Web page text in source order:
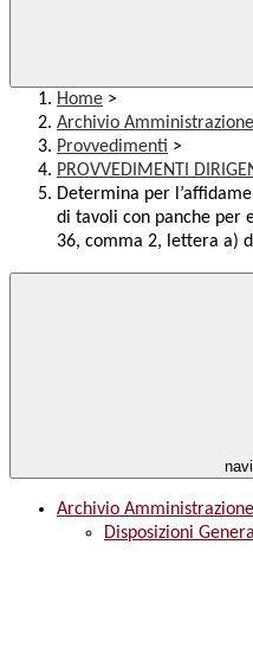
Home >
Archivio
Provvedimenti >
PROVVEDIMENTI
Determina per
di tavoli con panche per
36, comma 2, lettera a)
Archivio
Disposizioni